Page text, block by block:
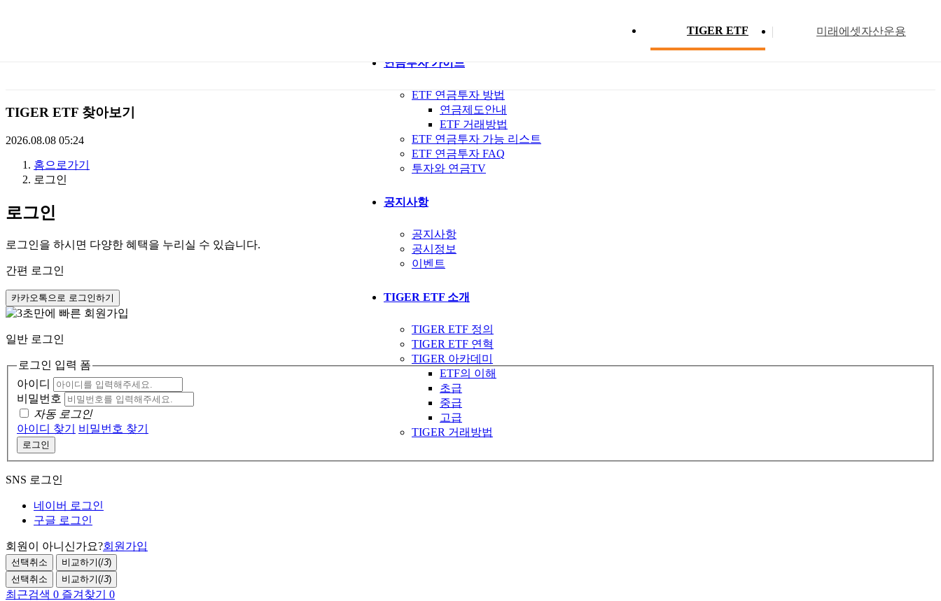
TIGER ETF 미래에셋자산운용
에
셋
TIGERETF
연금투자 가이드
ETF 연금투자 방법
연금제도안내
ETF 거래방법
ETF 연금투자 가능 리스트
ETF 연금투자 FAQ
투자와 연금TV
공지사항
공지사항
공시정보
이벤트
TIGER ETF 소개
TIGER ETF 정의
TIGER ETF 연혁
TIGER 아카데미
ETF의 이해
초급
중급
고급
TIGER 거래방법
ETF 분배금 현황
TIGER ETF 찾아보기
2026.08.08 05:24
홈으로가기
로그인
로그인
로그인을 하시면 다양한 혜택을 누리실 수 있습니다.
간편 로그인
카카오톡으로 로그인하기
일반 로그인
로그인 입력 폼
아이디
비밀번호
로그인
자동 로그인
아이디 찾기
비밀번호 찾기
SNS 로그인
네이버 로그인
구글 로그인
회원이 아니신가요?회원가입
선택취소 비교하기(/3)
선택취소
비교하기(/3)
최근검색 0 즐겨찾기 0